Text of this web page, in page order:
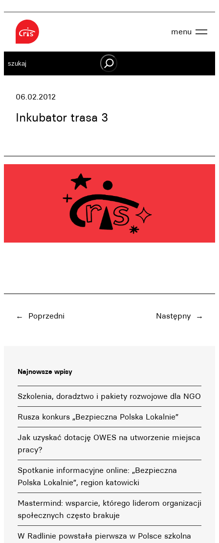
Przejdź
treści
menu
Aktualności
Wspieraj nas
OWES
Szukaj
06.02.2012
Inkubator trasa 3
← Poprzedni Następny →
Najnowsze wpisy
Szkolenia, doradztwo i pakiety rozwojowe dla NGO
Rusza konkurs „Bezpieczna Polska Lokalnie”
Jak uzyskać dotację OWES na utworzenie miejsca
pracy?
Spotkanie informacyjne online: „Bezpieczna
Polska Lokalnie”, region katowicki
Mastermind: wsparcie, którego liderom organizacji
społecznych często brakuje
W Radlinie powstała pierwsza w Polsce szkolna